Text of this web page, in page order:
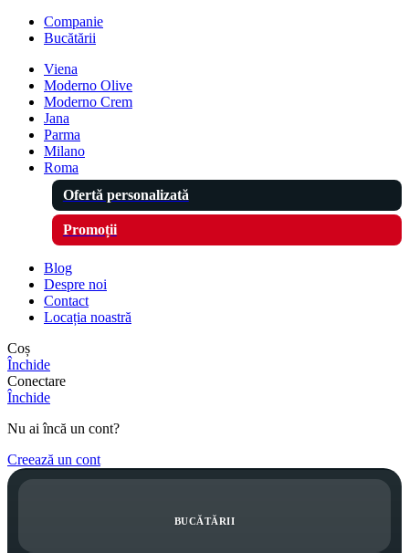
Companie
Bucătării
Viena
Moderno Olive
Moderno Crem
Jana
Parma
Milano
Roma
Ofertă personalizată
Promoții
Blog
Despre noi
Contact
Locația noastră
Coș
Închide
Conectare
Închide
Nu ai încă un cont?
Creează un cont
BUCĂTĂRII